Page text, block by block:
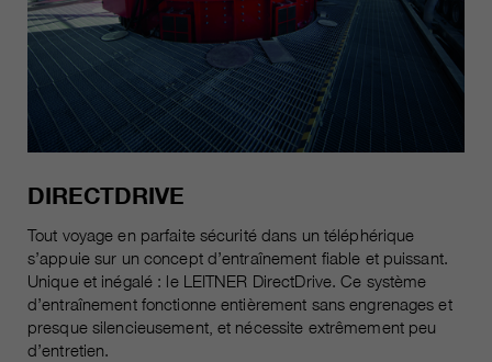
DIRECTDRIVE
Tout voyage en parfaite sécurité dans un téléphérique
s’appuie sur un concept d’entraînement fiable et puissant.
Unique et inégalé : le LEITNER DirectDrive. Ce système
d’entraînement fonctionne entièrement sans engrenages et
presque silencieusement, et nécessite extrêmement peu
d’entretien.